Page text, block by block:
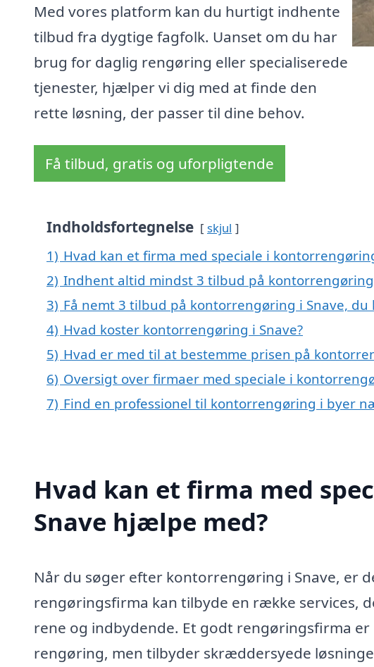
Med vores platform kan du hurtigt indhente
tilbud fra dygtige fagfolk. Uanset om du har
brug for daglig rengøring eller specialiserede
tjenester, hjælper vi dig med at finde den
rette løsning, der passer til dine behov.
Få tilbud, gratis og uforpligtende
Indholdsfortegnelse skjul
1) Hvad kan et firma med speciale i
2) Indhent altid mindst 3 tilbud på kontorrengøring
3) Få nemt 3 tilbud på kontorrengøring i Snave,
4) Hvad koster kontorrengøring i Snave?
5) Hvad er med til at bestemme prisen på
6) Oversigt over firmaer med speciale i
7) Find en professionel til kontorrengøring i byer
Hvad kan et firma med
Snave hjælpe med?
Når du søger efter kontorrengøring i Snave, er
rengøringsfirma kan tilbyde en række services,
rene og indbydende. Et godt rengøringsfirma
rengøring, men tilbyder skræddersyede